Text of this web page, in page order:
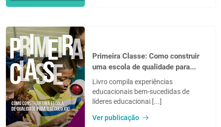
Primeira Classe: Como construir
uma escola de qualidade para...
Livro compila experiências
educacionais bem-sucedidas de
líderes educacionai [...]
Ver publicação